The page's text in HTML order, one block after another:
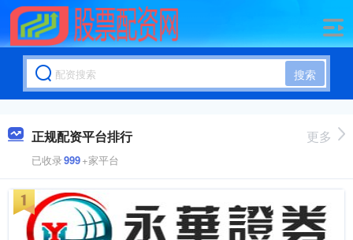
搜索
正规配资平台排行
已收录999+家平台
更多